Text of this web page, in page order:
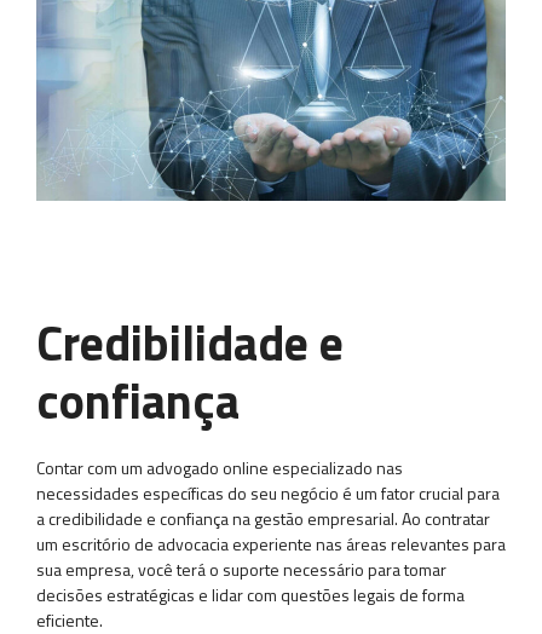
Credibilidade e
confiança
Contar com um advogado online especializado nas
necessidades específicas do seu negócio é um fator crucial para
a credibilidade e confiança na gestão empresarial. Ao contratar
um escritório de advocacia experiente nas áreas relevantes para
sua empresa, você terá o suporte necessário para tomar
decisões estratégicas e lidar com questões legais de forma
eficiente.